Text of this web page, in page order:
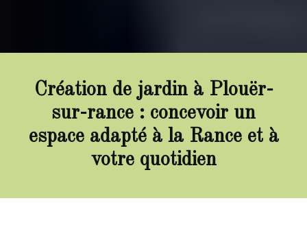
Création de jardin à Plouër-
sur-rance : concevoir un
espace adapté à la Rance et à
votre quotidien